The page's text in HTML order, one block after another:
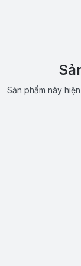
Sản phẩm này